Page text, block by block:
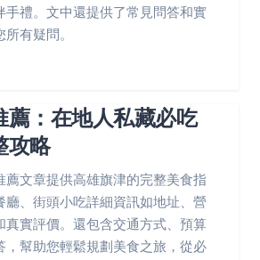
手禮。文中還提供了常見問答和實
有疑問。
薦：在地人私藏必吃
攻略
薦文章提供高雄旗津的完整美食指
廳、街頭小吃詳細資訊如地址、營
真實評價。還包含交通方式、預算
，幫助您輕鬆規劃美食之旅，從必